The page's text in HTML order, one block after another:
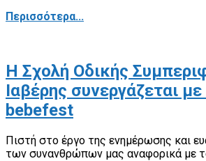
Περισσότερα...
Η Σχολή Οδικής
Ιαβέρης συνεργάζεται
bebefest
Πιστή στο έργο της ενημέρωσης και
των συνανθρώπων μας αναφορικά με